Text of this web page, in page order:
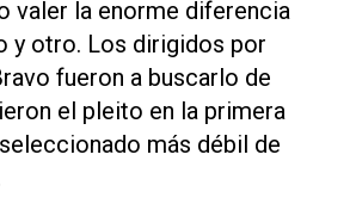
valer la enorme diferencia
y otro. Los dirigidos por
fueron a buscarlo de
el pleito en la primera
más débil de